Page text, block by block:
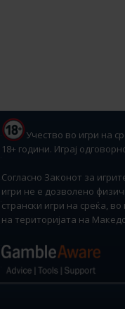
Учество во игри на
18+ години. Играј
Согласно Законот за
игри не е дозволено
странски игри на среќа,
на територијата на